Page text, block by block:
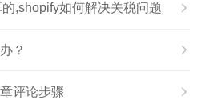
,shopify如何解决关税问题
？
评论步骤